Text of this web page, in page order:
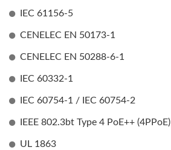
IEC 61156-5
CENELEC EN 50173-1
CENELEC EN 50288-6-1
IEC 60332-1
IEC 60754-1 / IEC 60754-2
IEEE 802.3bt Type 4 PoE++ (4PPoE)
UL 1863